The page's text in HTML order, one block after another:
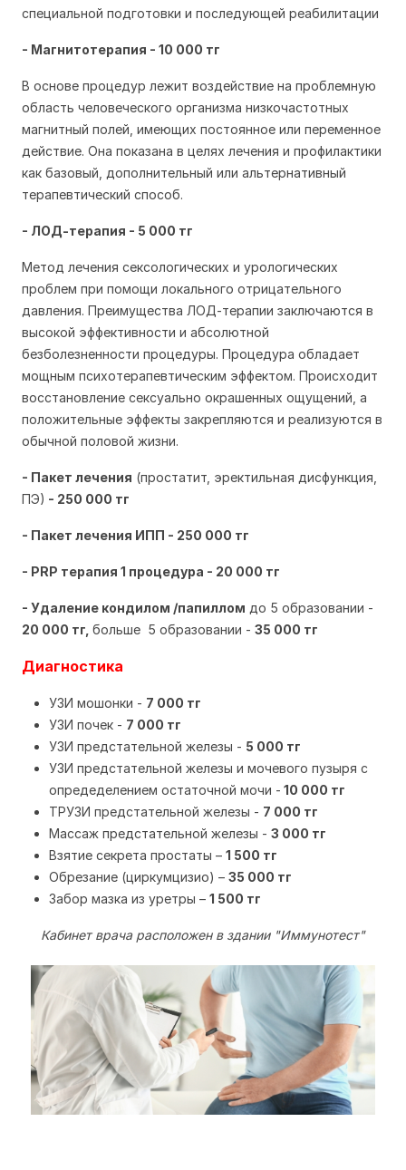
специальной подготовки и последующей реабилитации
- Магнитотерапия - 10 000 тг
В основе процедур лежит воздействие на проблемную
область человеческого организма низкочастотных
магнитный полей, имеющих постоянное или переменное
действие. Она показана в целях лечения и профилактики
как базовый, дополнительный или альтернативный
терапевтический способ.
- ЛОД-терапия - 5 000 тг
Метод лечения сексологических и урологических
проблем при помощи локального отрицательного
давления. Преимущества ЛОД-терапии заключаются в
высокой эффективности и абсолютной
безболезненности процедуры. Процедура обладает
мощным психотерапевтическим эффектом. Происходит
восстановление сексуально окрашенных ощущений, а
положительные эффекты закрепляются и реализуются в
обычной половой жизни.
- Пакет лечения (простатит, эректильная дисфункция,
ПЭ) - 250 000 тг
- Пакет лечения ИПП - 250 000 тг
- PRP терапия 1 процедура - 20 000 тг
- Удаление кондилом /папиллом до 5 образовании -
20 000 тг, больше 5 образовании - 35 000 тг
Диагностика
УЗИ мошонки - 7 000 тг
УЗИ почек - 7 000 тг
УЗИ предстательной железы - 5 000 тг
УЗИ предстательной железы и мочевого пузыря с
опредеделением остаточной мочи - 10 000 тг
ТРУЗИ предстательной железы - 7 000 тг
Массаж предстательной железы - 3 000 тг
Взятие секрета простаты – 1 500 тг
Обрезание (циркумцизио) – 35 000 тг
Забор мазка из уретры – 1 500 тг
Кабинет врача расположен в здании "Иммунотест"